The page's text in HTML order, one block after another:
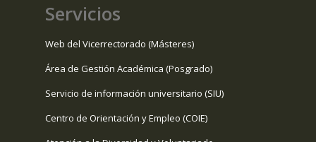
Servicios
Web del Vicerrectorado (Másteres)
Área de Gestión Académica (Posgrado)
Servicio de información universitario (SIU)
Centro de Orientación y Empleo (COIE)